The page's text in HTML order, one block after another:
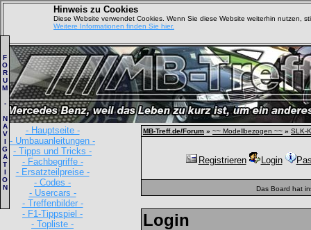
Hinweis zu Cookies
Diese Website verwendet Cookies. Wenn Sie diese Website weiterhin nutzen,
Weitere Informationen finden Sie hier.
- Hauptseite -
- Umbauanleitungen -
- Tipps und Tricks -
- Fachbegriffe -
- Ersatzteilpreise -
- Codes -
- Usercars -
- Treffenbilder -
- F1-Tippspiel -
- Topliste -
F
O
R
U
M
-
N
A
V
I
G
A
T
I
O
N
MB-Treff.de/Forum » ~~ Modellbezogen ~~ » SLK-
Registrieren Login
Das Board hat
Login